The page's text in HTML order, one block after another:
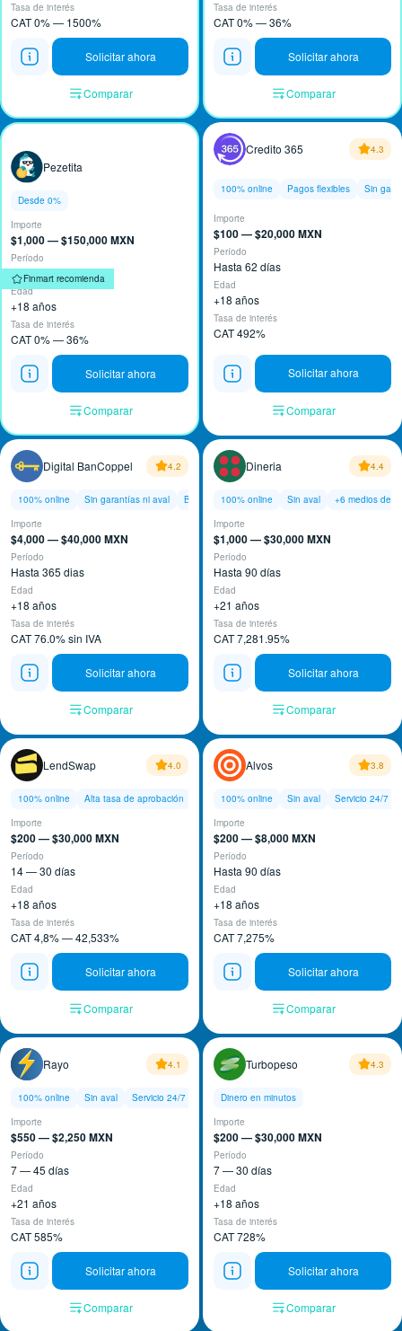
Tasa de interés
CAT 0% — 1500%
Solicitar ahora
Comparar
Tasa de interés
CAT 0% — 36%
Solicitar ahora
Comparar
Finmart recomienda
Pezetita
Desde 0%
Importe
$1,000 — $150,000 MXN
Período
61 — 90 días
Edad
+18 años
Tasa de interés
CAT 0% — 36%
Solicitar ahora
Comparar
Credito 365 4.3
100% online Pagos flexibles Sin
Importe
$100 — $20,000 MXN
Período
Hasta 62 días
Edad
+18 años
Tasa de interés
CAT 492%
Solicitar ahora
Comparar
Digital BanCoppel 4.2
100% online Sin garantías ni aval
Baja tasa de interés
Importe
$4,000 — $40,000 MXN
Período
Hasta 365 dias
Edad
+18 años
Tasa de interés
CAT 76.0% sin IVA
Solicitar ahora
Comparar
Dineria 4.4
100% online Sin aval
+6 medios de
Importe
$1,000 — $30,000 MXN
Período
Hasta 90 días
Edad
+21 años
Tasa de interés
CAT 7,281.95%
Solicitar ahora
Comparar
LendSwap 4.0
100% online
Alta tasa de aprobación
Importe
$200 — $30,000 MXN
Período
14 — 30 días
Edad
+18 años
Tasa de interés
CAT 4,8% — 42,533%
Solicitar ahora
Comparar
Alvos 3.8
100% online Sin aval
Servicio 24/7
Importe
$200 — $8,000 MXN
Período
Hasta 90 días
Edad
+18 años
Tasa de interés
CAT 7,275%
Solicitar ahora
Comparar
Rayo 4.1
100% online Sin aval
Servicio 24/7
Importe
$550 — $2,250 MXN
Período
7 — 45 días
Edad
+21 años
Tasa de interés
CAT 585%
Solicitar ahora
Comparar
Turbopeso 4.3
Dinero en minutos
Importe
$200 — $30,000 MXN
Período
7 — 30 días
Edad
+18 años
Tasa de interés
CAT 728%
Solicitar ahora
Comparar